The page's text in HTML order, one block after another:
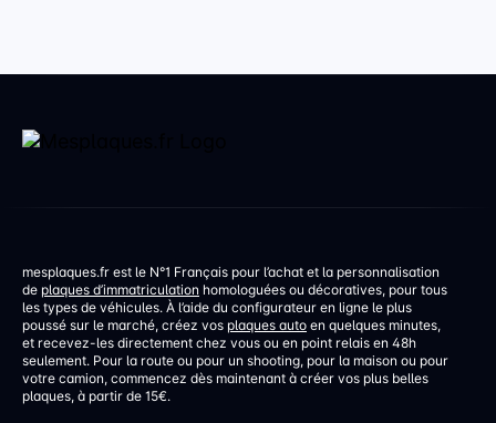
mesplaques.fr est le N°1 Français pour l’achat et la personnalisation
de plaques d’immatriculation homologuées ou décoratives, pour tous
les types de véhicules. À l’aide du configurateur en ligne le plus
poussé sur le marché, créez vos plaques auto en quelques minutes,
et recevez-les directement chez vous ou en point relais en 48h
seulement. Pour la route ou pour un shooting, pour la maison ou pour
votre camion, commencez dès maintenant à créer vos plus belles
plaques, à partir de 15€.